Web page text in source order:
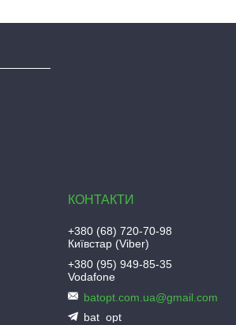
+380 (68) 720-70-98
Київстар (Viber)
+380 (95) 949-85-35
Vodafone
batopt.com.ua@gmail.com
bat_opt